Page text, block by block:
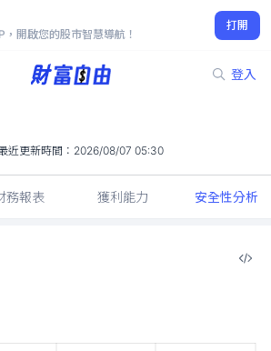
，開啟您的股市智慧導航！
打開
登入
71.20
-3.52%
近更新時間： 2026/08/07 05:30
務報表 獲利能力 安全性分析